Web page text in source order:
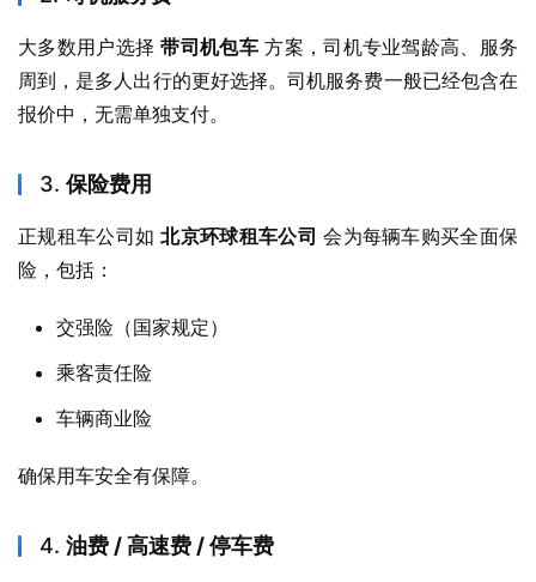
大多数用户选择 带司机包车 方案，司机专业驾龄高、服务
周到，是多人出行的更好选择。司机服务费一般已经包含在
报价中，无需单独支付。
3. 保险费用
正规租车公司如 北京环球租车公司 会为每辆车购买全面保
险，包括：
交强险（国家规定）
乘客责任险
车辆商业险
确保用车安全有保障。
4. 油费 / 高速费 / 停车费